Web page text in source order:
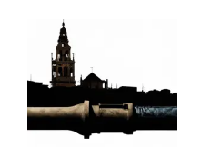
contenido